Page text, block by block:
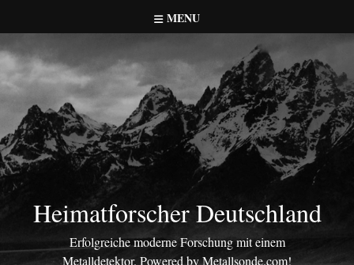
to
content
MENU
Heimatforscher Deutschland
Erfolgreiche moderne Forschung mit einem
Metalldetektor. Powered by Metallsonde.com!